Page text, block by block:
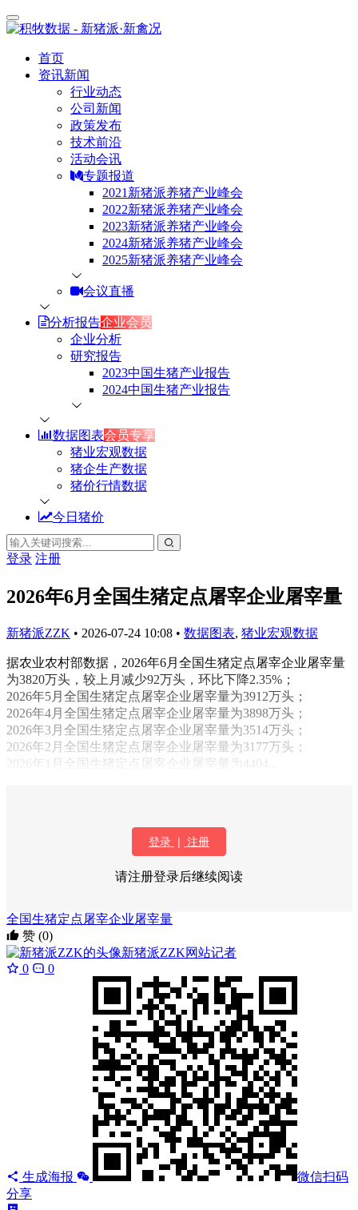
首页
资讯新闻
行业动态
公司新闻
政策发布
技术前沿
活动会讯
专题报道
2021新猪派养猪产业峰会
2022新猪派养猪产业峰会
2023新猪派养猪产业峰会
2024新猪派养猪产业峰会
2025新猪派养猪产业峰会
会议直播
分析报告企业会员
企业分析
研究报告
2023中国生猪产业报告
2024中国生猪产业报告
数据图表会员专享
猪业宏观数据
猪企生产数据
猪价行情数据
今日猪价
登录 注册
2026年6月全国生猪定点屠宰企业屠宰量
新猪派ZZK • 2026-07-24 10:08 • 数据图表, 猪业宏观数据
据农业农村部数据，2026年6月全国生猪定点屠宰企业屠宰量
为3820万头，较上月减少92万头，环比下降2.35%；
2026年5月全国生猪定点屠宰企业屠宰量为3912万头；
2026年4月全国生猪定点屠宰企业屠宰量为3898万头；
2026年3月全国生猪定点屠宰企业屠宰量为3514万头；
2026年2月全国生猪定点屠宰企业屠宰量为3177万头；
2026年1月全国生猪定点屠宰企业屠宰量为4404...
登录 | 注册
请注册登录后继续阅读
全国生猪定点屠宰企业屠宰量
赞 (0)
新猪派ZZK网站记者
0
0
生成海报
微信扫码
分享